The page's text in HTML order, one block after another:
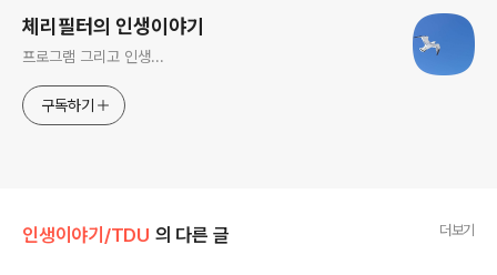
체리필터의 인생이야기
프로그램 그리고 인생...
구독하기
인생이야기/TDU 의 다른 글 더보기